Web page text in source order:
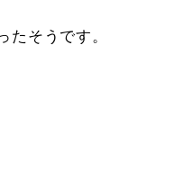
たそうです。